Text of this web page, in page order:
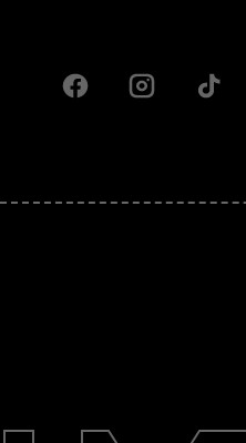
FacebookInstagramTiktok